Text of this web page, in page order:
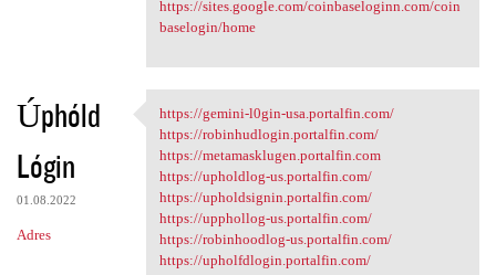
https://sites.google.com/coinbaseloginn.com/coin
baselogin/home
Úphóld
Lógin
01.08.2022
Adres
https://gemini-l0gin-usa
https://gemini-l0gin-usa.portalfin.com/
https://robinhudlogin.portalfin.com/
https://metamasklugen.portalfin.com
https://upholdlog-us.portalfin.com/
https://upholdsignin.portalfin.com/
https://upphollog-us.portalfin.com/
https://robinhoodlog-us.portalfin.com/
https://upholfdlogin.portalfin.com/